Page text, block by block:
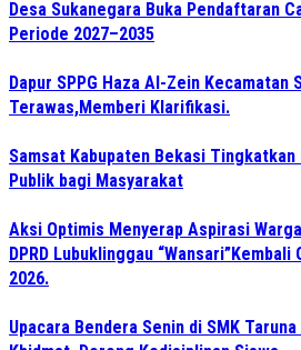
Desa Sukanegara Buka Pendaftaran
Periode 2027–2035
Dapur SPPG Haza Al-Zein Kecamatan
Terawas,Memberi Klarifikasi.
Samsat Kabupaten Bekasi Tingkatkan
Publik bagi Masyarakat
Aksi Optimis Menyerap Aspirasi
DPRD Lubuklinggau
2026.
Upacara Bendera Senin di SMK